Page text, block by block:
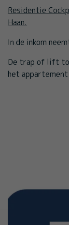
Residentie
Haan.
In de inkom
De trap of lift
het